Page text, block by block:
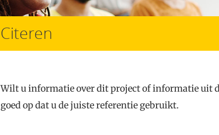
Citeren
Wilt u informatie over dit project of informatie uit
goed op dat u de juiste referentie gebruikt.